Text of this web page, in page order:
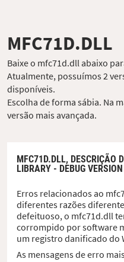
MFC71D.DLL
Baixe o mfc71d.dll abaixo
Atualmente, possuímos 2
disponíveis.
Escolha de forma sábia. Na
versão mais avançada.
MFC71D.DLL, DESCRIÇÃO
LIBRARY - DEBUG VERSION
Erros relacionados ao
diferentes razões
defeituoso, o mfc71d.dll
corrompido por software
um registro danificado do
As mensagens de erro